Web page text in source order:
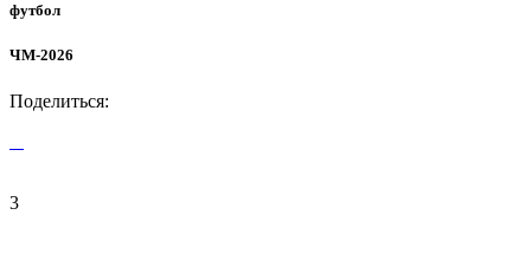
футбол
ЧМ-2026
Поделиться:
3